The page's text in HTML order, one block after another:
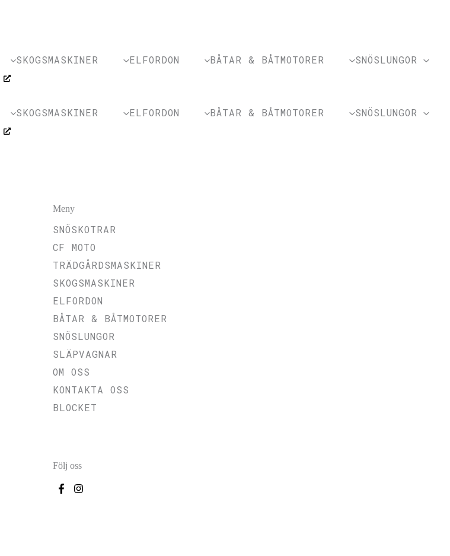
SKOGSMASKINER ELFORDON BÅTAR & BÅTMOTORER
SNÖSLUNGOR
SKOGSMASKINER ELFORDON BÅTAR & BÅTMOTORER
SNÖSLUNGOR
Meny
SNÖSKOTRAR
CF MOTO
TRÄDGÅRDSMASKINER
SKOGSMASKINER
ELFORDON
BÅTAR & BÅTMOTORER
SNÖSLUNGOR
SLÄPVAGNAR
OM OSS
KONTAKTA OSS
BLOCKET
Följ oss